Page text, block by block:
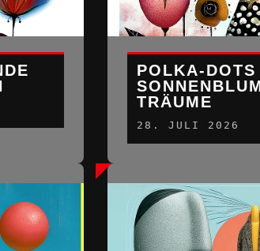
POLKA-DOTS
TRÄUME
28. JULI 2026